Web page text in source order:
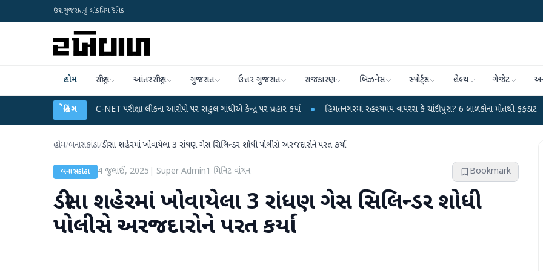
ઉત્તર ગુજરાતનું લોકપ્રિય દૈનિક
હોમ રાષ્ટ્રીય આંતરરાષ્ટ્રીય ગુજરાત ઉત્તર ગુજરાત રાજકારણ બિઝનેસ સ્પોર્ટ્સ હેલ્થ ગેજેટ
બ્રેકિંગ
UGC-NET પરીક્ષા લીકના આરોપો પર રાહુલ ગાંધીએ કેન્દ્ર પર પ્રહાર કર્યા ● હિંમતનગરમાં રહસ્યમય વાયરસ કે ચાંદીપુરા? 6 બાળકોના મોતથી ફફડાટ ●
હોમ/બનાસકાંઠા/ડીસા શહેરમાં ખોવાયેલા 3 રાંધણ ગેસ સિલિન્ડર શોધી પોલીસે અરજદારોને પરત કર્યા
બનાસકાંઠા 4 જુલાઈ, 2025 Super Admin1 મિનિટ વાંચન Bookmark
ડીસા શહેરમાં ખોવાયેલા 3 રાંધણ ગેસ સિલિન્ડર શોધી
પોલીસે અરજદારોને પરત કર્યા